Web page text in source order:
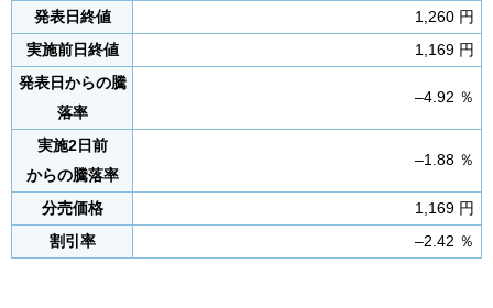
発表日終値
1,260 円
実施前日終値
1,169 円
発表日からの騰
落率
–4.92 ％
実施2日前
からの騰落率
–1.88 ％
分売価格
1,169 円
割引率
–2.42 ％